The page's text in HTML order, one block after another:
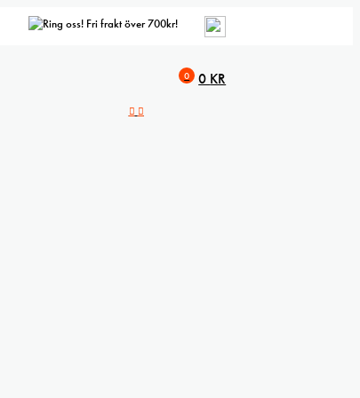
Fri frakt över 700kr!
0 0 KR